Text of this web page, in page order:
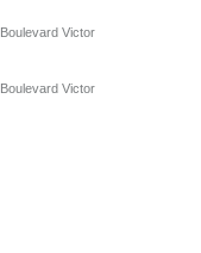
Victor
Victor